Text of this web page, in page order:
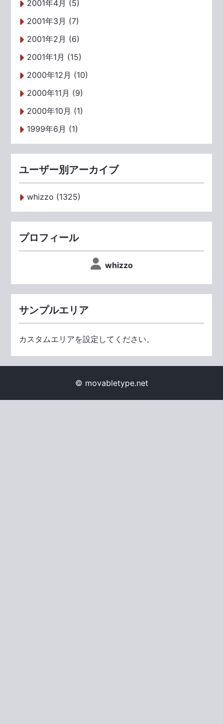
2001年4月 (5)
2001年3月 (7)
2001年2月 (6)
2001年1月 (15)
2000年12月 (10)
2000年11月 (9)
2000年10月 (1)
1999年6月 (1)
ユーザー別アーカイブ
whizzo (1325)
プロフィール
whizzo
サンプルエリア
カスタムエリアを設定してください。
© movabletype.net